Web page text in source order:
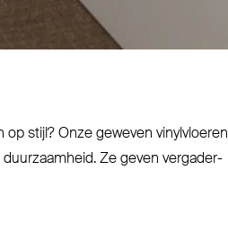
stijl? Onze geweven vinyl­vloeren
Ze geven ver­ga­der­